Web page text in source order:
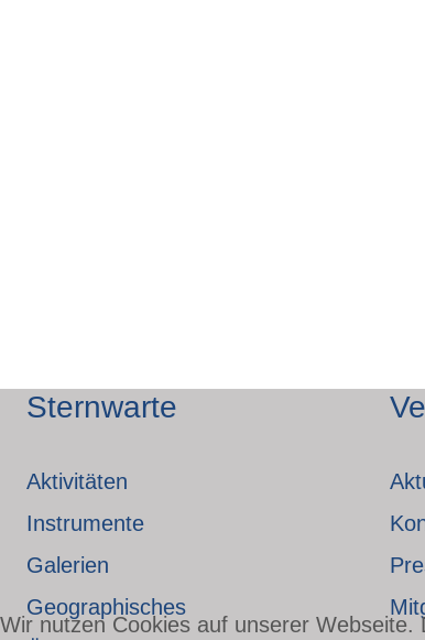
Sternwarte
Aktivitäten
Instrumente
Galerien
Geographisches
Wir nutzen Cookies auf unserer